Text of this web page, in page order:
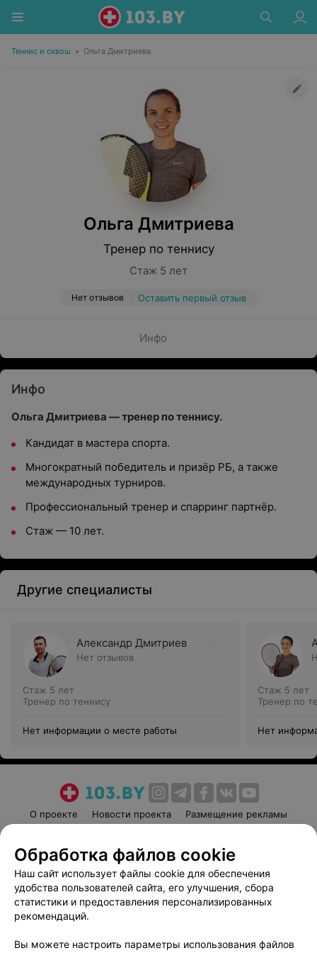
Теннис и сквош • Ольга Дмитриева
Ольга Дмитриева
Тренер по теннису
Стаж 5 лет
Нет отзывов Оставить первый отзыв
Инфо
Инфо
Ольга Дмитриева — тренер по теннису.
Кандидат в мастера спорта.
Многократный победитель и призёр РБ, а также
международных турниров.
Профессиональный тренер и спарринг партнёр.
Стаж — 10 лет.
Другие специалисты
Александр Дмитриев
Нет отзывов
Стаж 5 лет
Тренер по теннису
Нет информации о месте работы
Стаж 5 лет
Тренер по
Нет
О проекте Новости проекта
Размещение рекламы
Пользовательское соглашение
Способы оплаты
Вакансии
Партнеры
Написать руководителю 103.by
Обработка файлов cookie
Наш сайт использует файлы cookie для обеспечения
удобства пользователей сайта, его улучшения, сбора
статистики и предоставления персонализированных
рекомендаций.
Вы можете настроить параметры использования файлов